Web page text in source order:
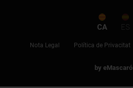
CA ES
Nota Legal Política de Privacitat
by eMascaró